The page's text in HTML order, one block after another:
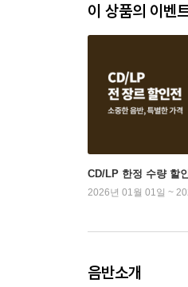
이 상품의 이벤
CD/LP 한정 수량 할
2026년 01월 01일 ~
음반소개